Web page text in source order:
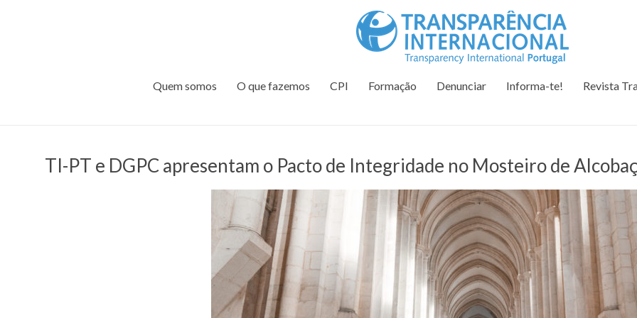
Quem somos O que fazemos CPI Formação Denunciar Informa-te! Revista
TI-PT e DGPC apresentam o Pacto de Integridade no Mosteiro de